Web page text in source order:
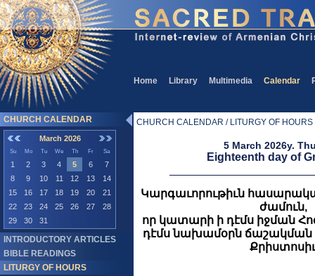
Home Library Multimedia Calendar
CHURCH CALENDAR
March 2026
Su Mo Tu We Th Fr Sa
1 2 3 4 5 6
7
8
9 10 11 12 13
14
15
16 17 18 19 20
21
22
23 24 25 26 27
28
29
30 31
INTRODUCTORY ARTICLES
BIBLE READINGS
LITURGY OF HOURS
CHURCH CALENDAR / LITURGY OF
5 March 2026y.
Eighteenth day of
Կարգաւորութիւն
ժամուն,
որ կատարի ի դէմս իջման
դէմս նախամօրն